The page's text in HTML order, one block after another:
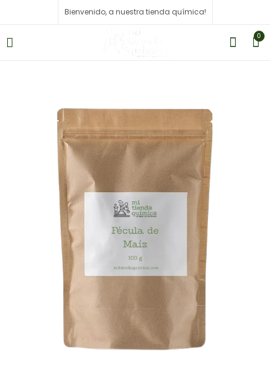
Bienvenido, a nuestra tienda química!
0